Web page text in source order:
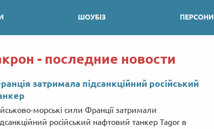
ШОУБІЗ ПЕРСОНИ
- последние новости
затримала підсанкційний російський
морські сили Франції затримали
російський нафтовий танкер Tagor в